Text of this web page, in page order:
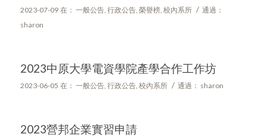
2023-07-09 在： 一般公告, 行政公告, 榮譽榜, 校內系所 / 通過：
sharon
2023中原大學電資學院產學合作工作坊
2023-06-05 在： 一般公告, 行政公告, 校內系所 / 通過： sharon
2023營邦企業實習申請